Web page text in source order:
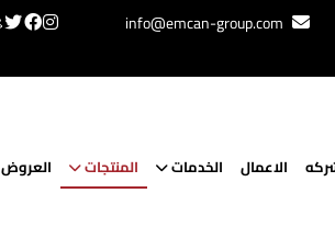
info@emcan-group.com
الاعمال الخدمات المنتجات العروض